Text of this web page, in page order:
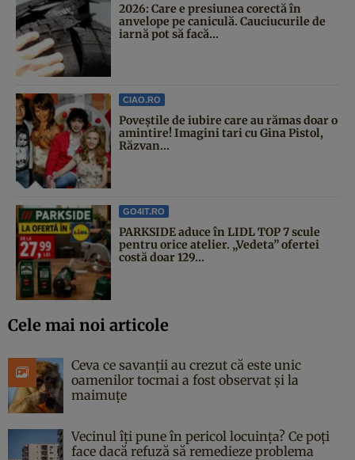
2026: Care e presiunea corectă în
anvelope pe caniculă. Cauciucurile de
iarnă pot să facă...
CIAO.RO
Poveştile de iubire care au rămas doar o
amintire! Imagini tari cu Gina Pistol,
Răzvan...
GO4IT.RO
PARKSIDE aduce în LIDL TOP 7 scule
pentru orice atelier. „Vedeta” ofertei
costă doar 129...
Cele mai noi articole
Ceva ce savanții au crezut că este unic
oamenilor tocmai a fost observat și la
maimuțe
Vecinul îți pune în pericol locuința? Ce poți
face dacă refuză să remedieze problema